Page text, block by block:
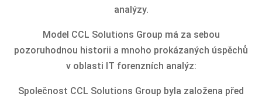
analýzy.
Model CCL Solutions Group má za sebou
pozoruhodnou historii a mnoho prokázaných úspěchů
v oblasti IT forenzních analýz:
Společnost CCL Solutions Group byla založena před